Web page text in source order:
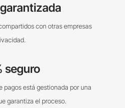
con otras empresas
seguro
pagos está gestionada por una
garantiza el proceso.